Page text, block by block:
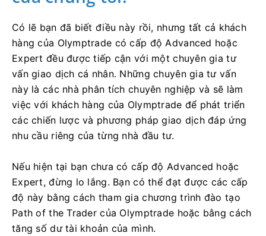
Có lẽ bạn đã biết điều này rồi, nhưng tất cả khách
hàng của Olymptrade có cấp độ Advanced hoặc
Expert đều được tiếp cận với một chuyên gia tư
vấn giao dịch cá nhân. Những chuyên gia tư vấn
này là các nhà phân tích chuyên nghiệp và sẽ làm
việc với khách hàng của Olymptrade để phát triển
các chiến lược và phương pháp giao dịch đáp ứng
nhu cầu riêng của từng nhà đầu tư.
Nếu hiện tại bạn chưa có cấp độ Advanced hoặc
Expert, đừng lo lắng. Bạn có thể đạt được các cấp
độ này bằng cách tham gia chương trình đào tạo
Path of the Trader của Olymptrade hoặc bằng cách
tăng số dư tài khoản của mình.